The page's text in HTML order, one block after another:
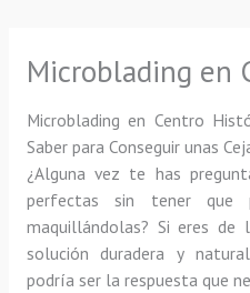
Microblading en
Microblading en Centro
Saber para Conseguir unas
¿Alguna vez te has
perfectas sin tener que
maquillándolas? Si eres de
solución duradera y
podría ser la respuesta que